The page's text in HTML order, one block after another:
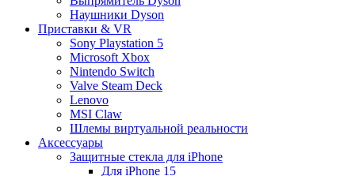
Наушники Dyson
Приставки & VR
Sony Playstation 5
Microsoft Xbox
Nintendo Switch
Valve Steam Deck
Lenovo
MSI Claw
Шлемы виртуальной реальности
Аксессуары
Защитные стекла для iPhone
Для iPhone 15